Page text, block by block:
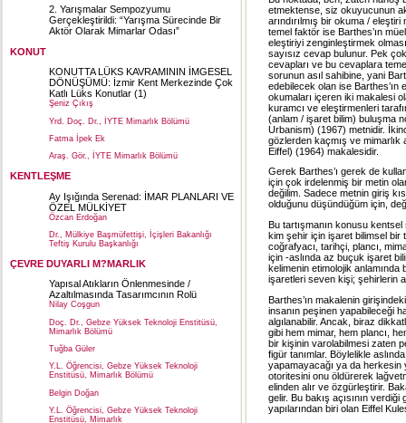
2. Yarışmalar Sempozyumu
Gerçekleştirildi: “Yarışma Sürecinde Bir
Aktör Olarak Mimarlar Odası”
KONUT
KONUTTA LÜKS KAVRAMININ İMGESEL
DÖNÜŞÜMÜ: İzmir Kent Merkezinde Çok
Katlı Lüks Konutlar (1)
Şeniz Çıkış
Yrd. Doç. Dr., İYTE Mimarlık Bölümü
Fatma İpek Ek
Araş. Gör., İYTE Mimarlık Bölümü
KENTLEŞME
Ay Işığında Serenad: İMAR PLANLARI VE
ÖZEL MÜLKİYET
Özcan Erdoğan
Dr., Mülkiye Başmüfettişi, İçişleri Bakanlığı
Teftiş Kurulu Başkanlığı
ÇEVRE DUYARLI M?MARLIK
Yapısal Atıkların Önlenmesinde /
Azaltılmasında Tasarımcının Rolü
Nilay Coşgun
Doç. Dr., Gebze Yüksek Teknoloji Enstitüsü,
Mimarlık Bölümü
Tuğba Güler
Y.L. Öğrencisi, Gebze Yüksek Teknoloji
Enstitüsü, Mimarlık Bölümü
Belgin Doğan
Y.L. Öğrencisi, Gebze Yüksek Teknoloji
Enstitüsü, Mimarlık
etmektense, siz okuyucunun
arındırılmış bir okuma /
temel faktör ise Barthes’ın
eleştiriyi zenginleştirmek
sayısız cevap bulunur. Pek
cevapları ve bu cevaplara
sorunun asıl sahibine, yani
edebilecek olan ise Barthes’ın
okumaları içeren iki makalesi
kuramcı ve eleştirmenleri
(anlam / işaret bilim) buluşma
Urbanism) (1967) metnidir.
gözlerden kaçmış ve mimarlık
Eiffel) (1964) makalesidir.
Gerek Barthes’ı gerek de
için çok irdelenmiş bir metin
değilim. Sadece metnin giriş
olduğunu düşündüğüm için,
Bu tartışmanın konusu
kim şehir için işaret bilimsel bir
coğrafyacı, tarihçi, plancı,
için -aslında az buçuk işaret
kelimenin etimolojik anlamında
işaretleri seven kişi; şehirlerin
Barthes’ın makalenin
insanın peşinen yapabileceği
algılanabilir. Ancak, biraz
gibi hem mimar, hem plancı,
bir kişinin varolabilmesi zaten
figür tanımlar. Böylelikle
yapamayacağı ya da herkesin
otoritesini onu öldürerek
elinden alır ve özgürleştirir.
gelir. Bu bakış açısının
yapılarından biri olan Eiffel